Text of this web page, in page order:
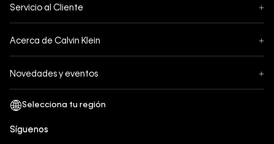
Formas de Pago
Servicio al Cliente +
¿Cómo comprar?
Acerca de Calvin Klein +
Términos y Condiciones
Política de Privacidad y tratamiento de datos personales
Novedades y eventos +
Síguenos